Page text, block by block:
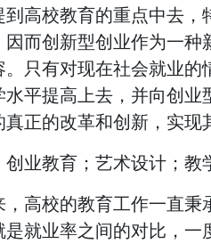
到高校教育的重点中去
因而创新型创业作为一
。只有对现在社会就业
水平提高上去，并向创
正的改革和创新，实现
创业教育；艺术设计；教
，高校的教育工作一直
是就业率之间的对比，